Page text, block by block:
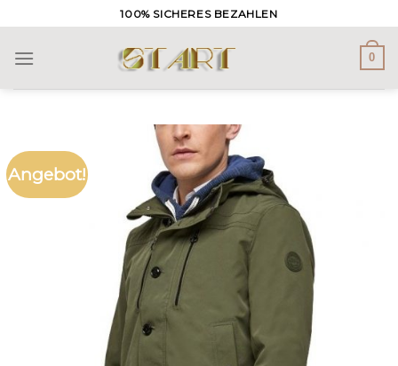
to
content
100% SICHERES BEZAHLEN
0
Angebot!